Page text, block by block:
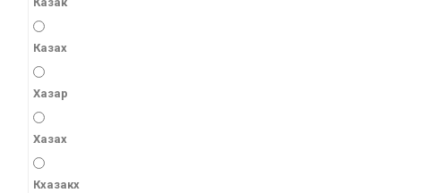
Казах
Хазар
Хазах
Кхазакх